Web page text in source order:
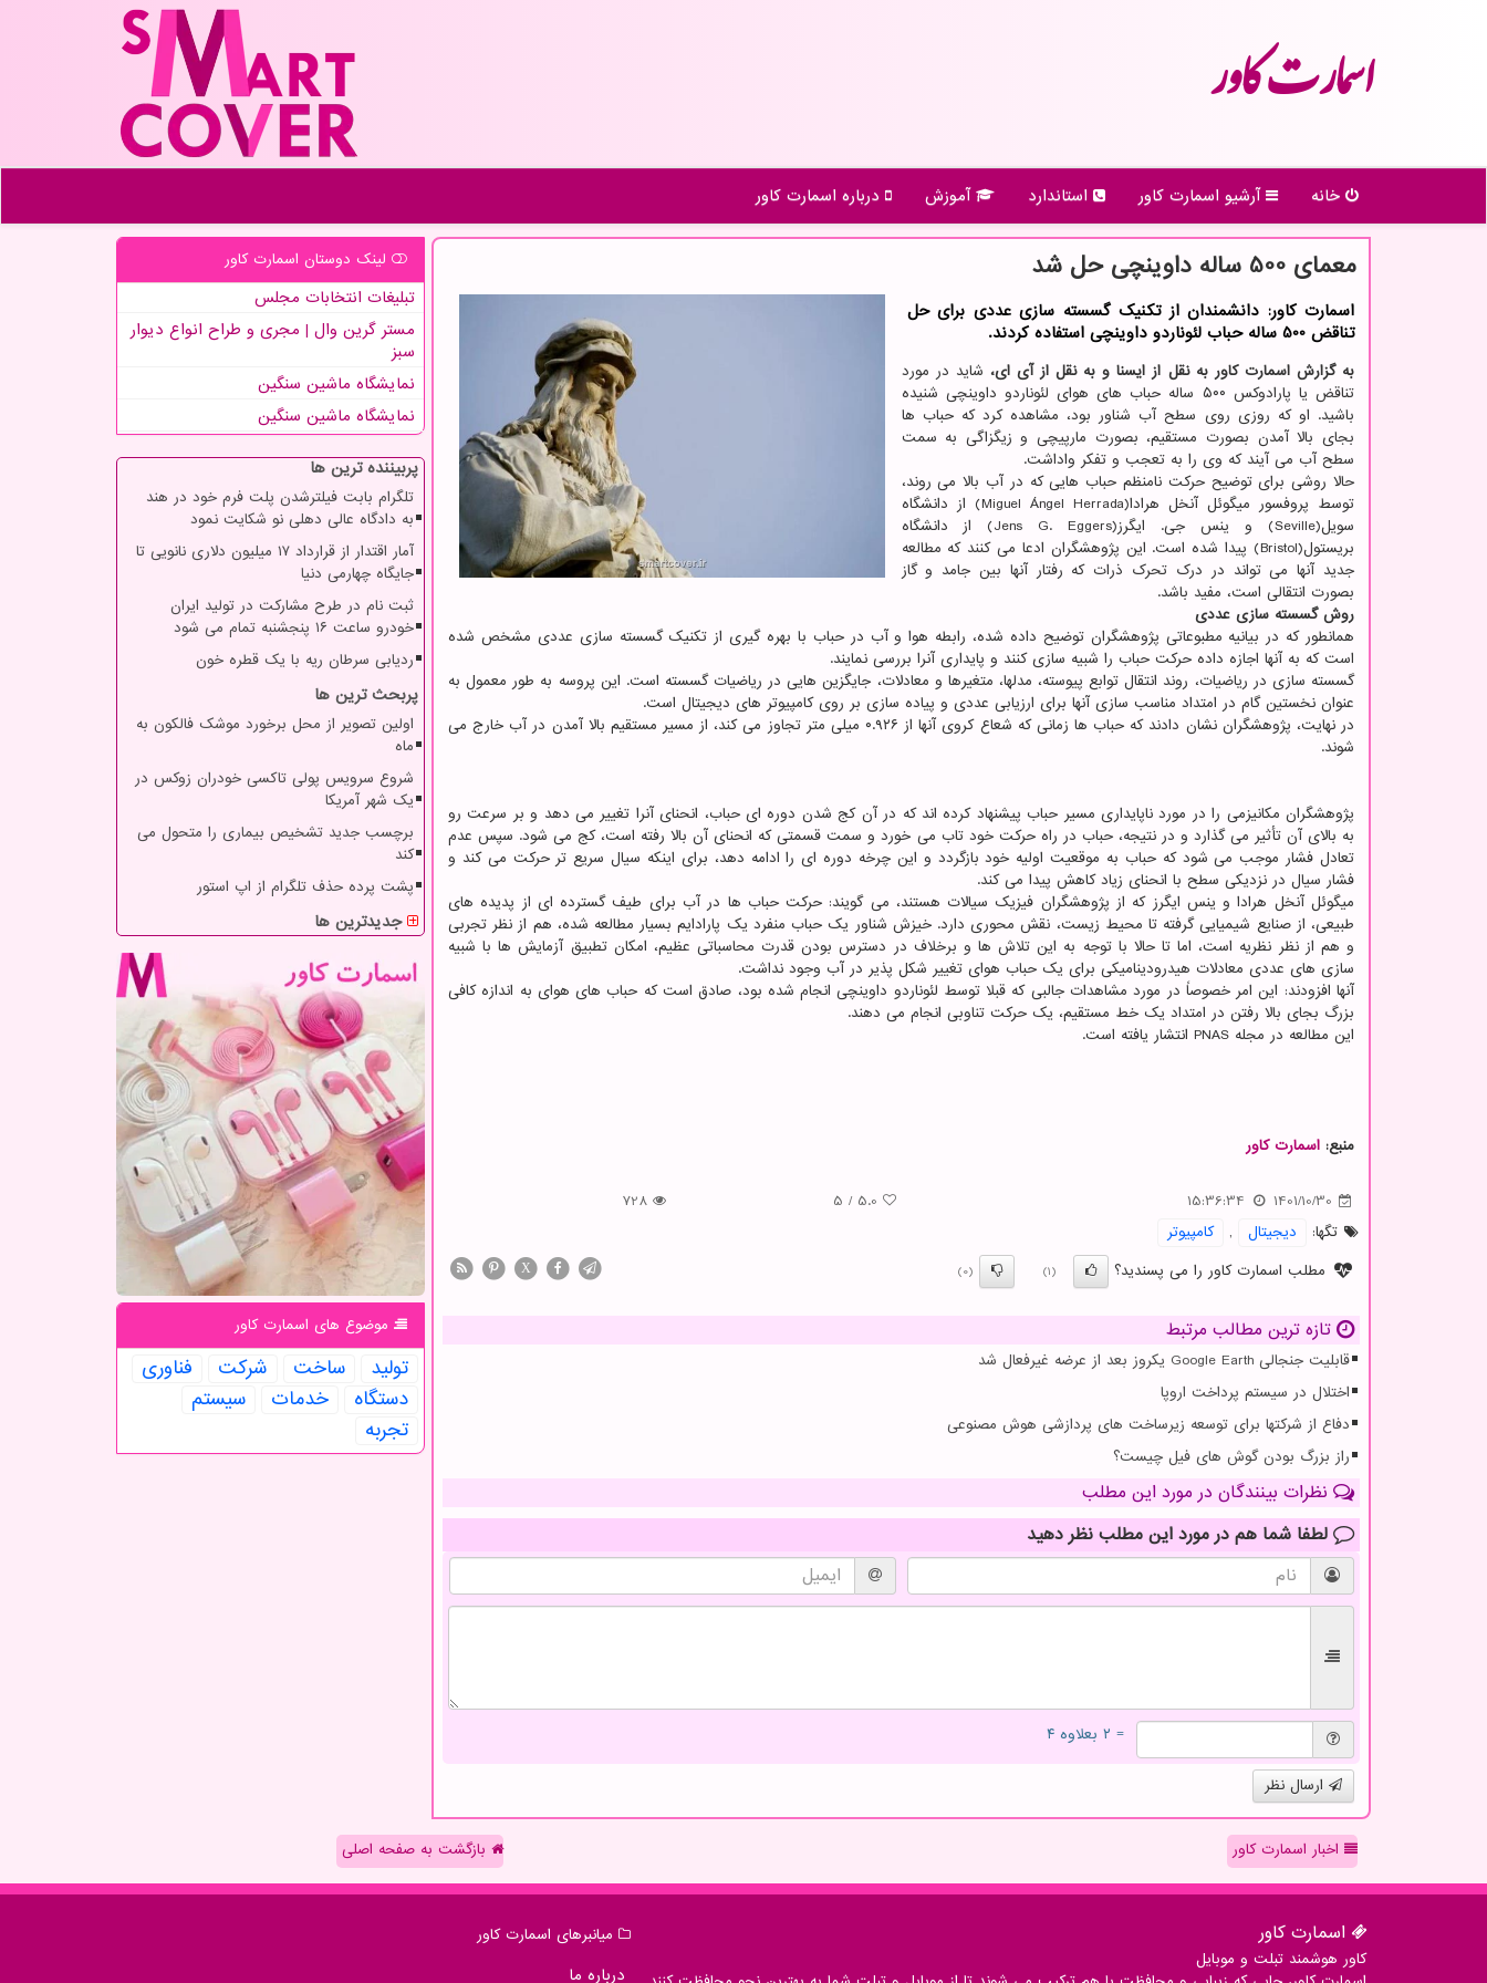
اسمارت كاور
خانه آرشیو اسمارت كاور استاندارد آموزش درباره اسمارت كاور
معمای 500 ساله داوینچی حل شد
اسمارت کاور: دانشمندان از تکنیک گسسته سازی عددی برای حل
تناقض 500 ساله حباب لئوناردو داوینچی استفاده کردند.
به گزارش اسمارت کاور به نقل از ایسنا و به نقل از آی ای، شاید در مورد
تناقض یا پارادوکس ۵۰۰ ساله حباب های هوای لئوناردو داوینچی شنیده
باشید. او که روزی روی سطح آب شناور بود، مشاهده کرد که حباب ها
بجای بالا آمدن بصورت مستقیم، بصورت مارپیچی و زیگزاگی به سمت
سطح آب می آیند که وی را به تعجب و تفکر واداشت.
حالا روشی برای توضیح حرکت نامنظم حباب هایی که در آب بالا می روند،
توسط پروفسور میگوئل آنخل هرادا(Miguel Ángel Herrada) از دانشگاه
سویل(Seville) و ینس جی. ایگرز(Jens G. Eggers) از دانشگاه
بریستول(Bristol) پیدا شده است. این پژوهشگران ادعا می کنند که مطالعه
جدید آنها می تواند در درک تحرک ذرات که رفتار آنها بین جامد و گاز
بصورت انتقالی است، مفید باشد.
روش گسسته سازی عددی
همانطور که در بیانیه مطبوعاتی پژوهشگران توضیح داده شده، رابطه هوا و آب در حباب با بهره گیری از تکنیک گسسته سازی عددی مشخص شده
است که به آنها اجازه داده حرکت حباب را شبیه سازی کنند و پایداری آنرا بررسی نمایند.
گسسته سازی در ریاضیات، روند انتقال توابع پیوسته، مدلها، متغیرها و معادلات، جایگزین هایی در ریاضیات گسسته است. این پروسه به طور معمول به
عنوان نخستین گام در امتداد مناسب سازی آنها برای ارزیابی عددی و پیاده سازی بر روی کامپیوتر های دیجیتال است.
در نهایت، پژوهشگران نشان دادند که حباب ها زمانی که شعاع کروی آنها از ۰.۹۲۶ میلی متر تجاوز می کند، از مسیر مستقیم بالا آمدن در آب خارج می
شوند.
پژوهشگران مکانیزمی را در مورد ناپایداری مسیر حباب پیشنهاد کرده اند که در آن کج شدن دوره ای حباب، انحنای آنرا تغییر می دهد و بر سرعت رو
به بالای آن تأثیر می گذارد و در نتیجه، حباب در راه حرکت خود تاب می خورد و سمت قسمتی که انحنای آن بالا رفته است، کج می شود. سپس عدم
تعادل فشار موجب می شود که حباب به موقعیت اولیه خود بازگردد و این چرخه دوره ای را ادامه دهد، برای اینکه سیال سریع تر حرکت می کند و
فشار سیال در نزدیکی سطح با انحنای زیاد کاهش پیدا می کند.
میگوئل آنخل هرادا و ینس ایگرز که از پژوهشگران فیزیک سیالات هستند، می گویند: حرکت حباب ها در آب برای طیف گسترده ای از پدیده های
طبیعی، از صنایع شیمیایی گرفته تا محیط زیست، نقش محوری دارد. خیزش شناور یک حباب منفرد یک پارادایم بسیار مطالعه شده، هم از نظر تجربی
و هم از نظر نظریه است، اما تا حالا با توجه به این تلاش ها و برخلاف در دسترس بودن قدرت محاسباتی عظیم، امکان تطبیق آزمایش ها با شبیه
سازی های عددی معادلات هیدرودینامیکی برای یک حباب هوای تغییر شکل پذیر در آب وجود نداشت.
آنها افزودند: این امر خصوصاً در مورد مشاهدات جالبی که قبلا توسط لئوناردو داوینچی انجام شده بود، صادق است که حباب های هوای به اندازه کافی
بزرگ بجای بالا رفتن در امتداد یک خط مستقیم، یک حرکت تناوبی انجام می دهند.
این مطالعه در مجله PNAS انتشار یافته است.
منبع: اسمارت كاور
1401/10/30
15:36:34
5.0
/
5
728
تگها:
دیجیتال ,
كامپیوتر
مطلب اسمارت کاور را می پسندید؟
(1)
(0)
X
تازه ترین مطالب مرتبط
قابلیت جنجالی Google Earth یکروز بعد از عرضه غیرفعال شد
اختلال در سیستم پرداخت اروپا
دفاع از شرکتها برای توسعه زیرساخت های پردازشی هوش مصنوعی
راز بزرگ بودن گوش های فیل چیست؟
نظرات بینندگان در مورد این مطلب
لطفا شما هم در مورد این مطلب نظر دهید
= ۲ بعلاوه ۴
ارسال نظر
لینک دوستان اسمارت كاور
تبلیغات انتخابات مجلس
مستر گرین وال | مجری و طراح انواع دیوار
سبز
نمایشگاه ماشین سنگین
نمایشگاه ماشین سنگین
پربیننده ترین ها
تلگرام بابت فیلترشدن پلت فرم خود در هند
به دادگاه عالی دهلی نو شکایت نمود
آمار اقتدار از قرارداد ۱۷ میلیون دلاری نانویی تا
جایگاه چهارمی دنیا
ثبت نام در طرح مشارکت در تولید ایران
خودرو ساعت ۱۶ پنجشنبه تمام می شود
ردیابی سرطان ریه با یک قطره خون
پربحث ترین ها
اولین تصویر از محل برخورد موشک فالکون به
ماه
شروع سرویس پولی تاکسی خودران زوکس در
یک شهر آمریکا
برچسب جدید تشخیص بیماری را متحول می
کند
پشت پرده حذف تلگرام از اپ استور
جدیدترین ها
موضوع های اسمارت كاور
تولید ساخت شركت
فناوری
دستگاه
خدمات
سیستم
تجربه
اخبار اسمارت کاور بازگشت به صفحه اصلی
اسمارت كاور
کاور هوشمند تبلت و موبایل
میانبرهای اسمارت كاور
درباره ما